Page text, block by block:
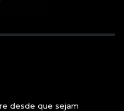
desde que sejam